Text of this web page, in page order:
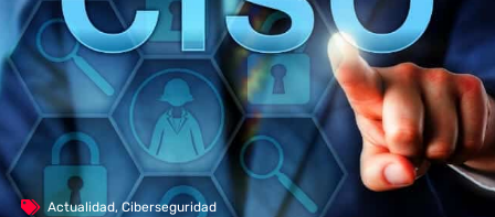
Actualidad,Ciberseguridad